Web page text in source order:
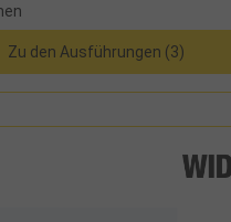
Zu den Ausführungen (3)